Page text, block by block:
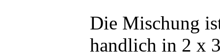
Die Mischung
handlich in 2 x